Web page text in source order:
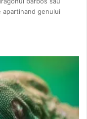
apartinand genului